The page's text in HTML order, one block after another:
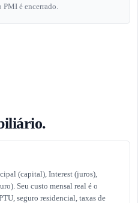
é encerrado.
(capital), Interest (juros),
Seu custo mensal real é o
seguro residencial, taxas de